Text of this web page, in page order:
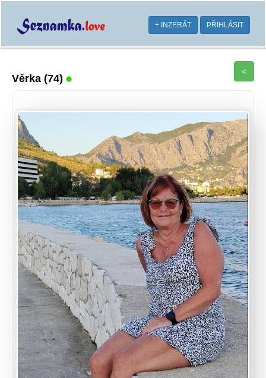
+ INZERÁT PŘIHLÁSIT
Věrka (74)
<